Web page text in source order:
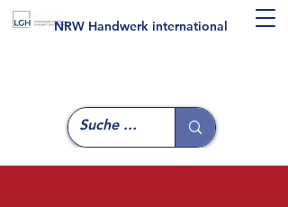
NRW Handwerk international